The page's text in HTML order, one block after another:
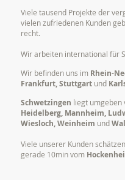
Viele tausend Projekte der
vielen zufriedenen Kunden
recht.
Wir arbeiten international für
Wir befinden uns im Rhein-
Frankfurt, Stuttgart und
Schwetzingen liegt umgeben
Heidelberg, Mannheim,
Wiesloch, Weinheim und
Viele unserer Kunden
gerade 10min vom